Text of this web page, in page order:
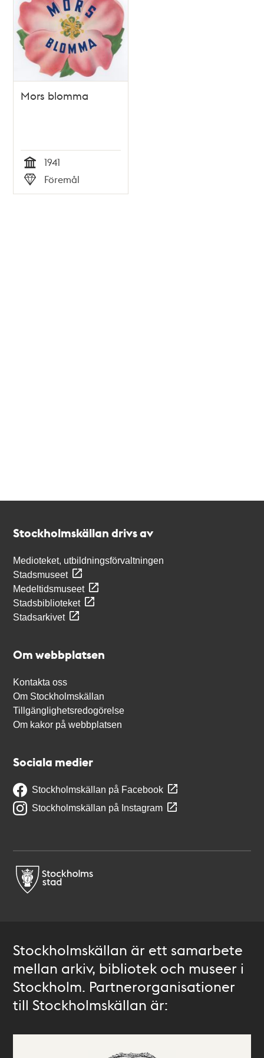
Mors blomma
Tid
1941
Typ
Föremål
Stockholmskällan drivs av
Medioteket, utbildningsförvaltningen
Stadsmuseet
Medeltidsmuseet
Stadsbiblioteket
Stadsarkivet
Om webbplatsen
Kontakta oss
Om Stockholmskällan
Tillgänglighetsredogörelse
Om kakor på webbplatsen
Sociala medier
Stockholmskällan på Facebook
Stockholmskällan på Instagram
Stockholmskällan är ett samarbete
mellan arkiv, bibliotek och museer i
Stockholm. Partnerorganisationer
till Stockholmskällan är: